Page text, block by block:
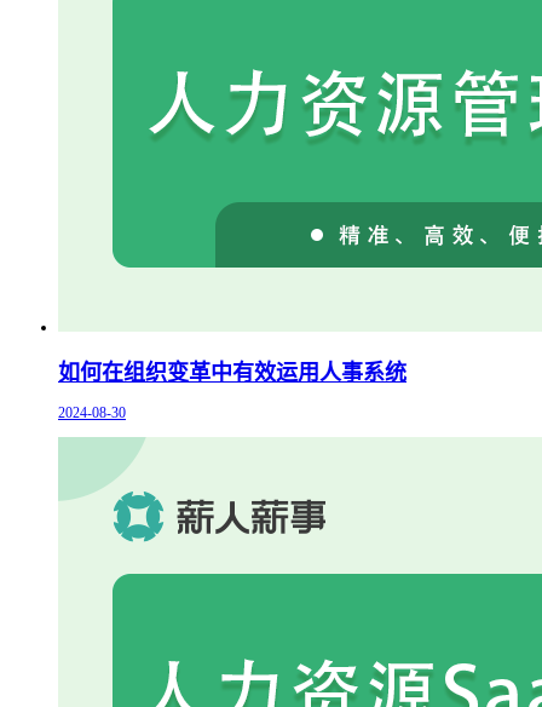
如何在组织变革中有效运用人事系统
2024-08-30